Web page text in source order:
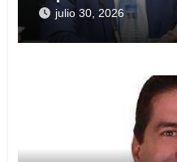
presuntas
de 112,8 millones
julio 30, 2026